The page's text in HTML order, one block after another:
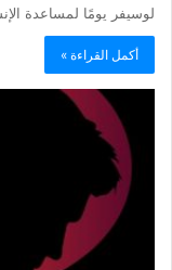
لوسيفر يومًا لمساعدة
أكمل القراءة »